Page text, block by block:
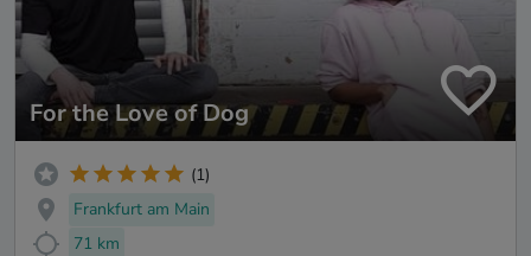
For the Love of Dog
(1)
Frankfurt am Main
71 km